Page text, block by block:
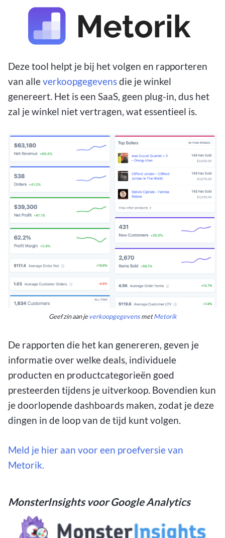
Deze tool helpt je bij het volgen en rapporteren
van alleverkoopgegevensdie je winkel
genereert. Het is een SaaS, geen plug-in, dus het
zal je winkel niet vertragen, wat essentieel is.
Geef zin aan jeverkoopgegevensmetMetorik
De rapporten die het kan genereren, geven je
informatie over welke deals, individuele
producten en productcategorieën goed
presteerden tijdens je uitverkoop. Bovendien kun
je doorlopende dashboards maken, zodat je deze
dingen in de loop van de tijd kunt volgen.
Meld je hier aan voor een proefversie van
Metorik.
MonsterInsights voor Google Analytics